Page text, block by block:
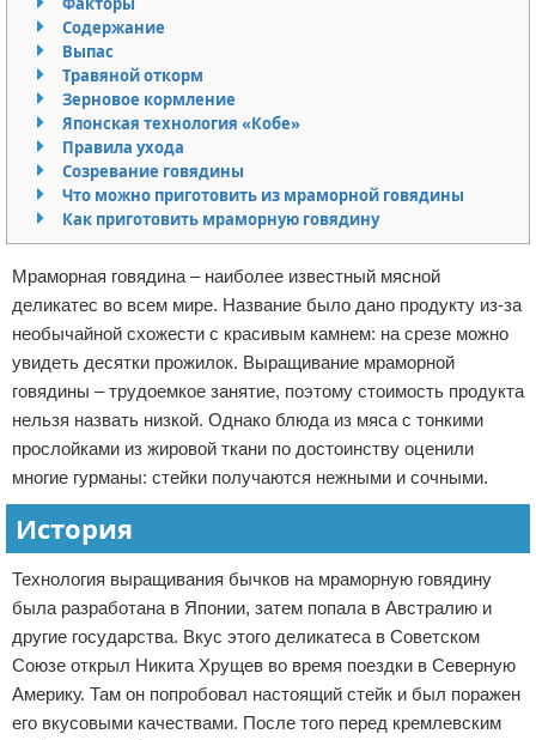
Отказ от ответственности
Содержание
Выпас
Травяной откорм
Зерновое кормление
Японская технология «Кобе»
Правила ухода
Созревание говядины
Что можно приготовить из мраморной говядины
Как приготовить мраморную говядину
Мраморная говядина – наиболее известный мясной
деликатес во всем мире. Название было дано продукту из-за
необычайной схожести с красивым камнем: на срезе можно
увидеть десятки прожилок. Выращивание мраморной
говядины – трудоемкое занятие, поэтому стоимость продукта
нельзя назвать низкой. Однако блюда из мяса с тонкими
прослойками из жировой ткани по достоинству оценили
многие гурманы: стейки получаются нежными и сочными.
История
Технология выращивания бычков на мраморную говядину
была разработана в Японии, затем попала в Австралию и
другие государства. Вкус этого деликатеса в Советском
Союзе открыл Никита Хрущев во время поездки в Северную
Америку. Там он попробовал настоящий стейк и был поражен
его вкусовыми качествами. После того перед кремлевским